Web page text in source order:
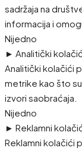
sadržaja na
informacija i
Nijedno
► Analitički
Analitički kolačići
metrike kao što
izvori saobraćaja.
Nijedno
► Reklamni
Reklamni kolačići